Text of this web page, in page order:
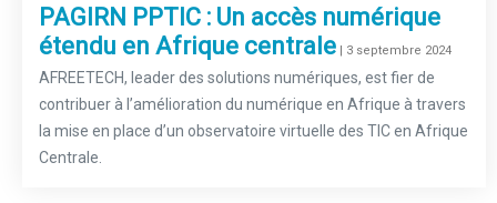
PAGIRN PPTIC : Un accès numérique
étendu en Afrique centrale | 3 septembre 2024
AFREETECH, leader des solutions numériques, est fier de
contribuer à l’amélioration du numérique en Afrique à travers
la mise en place d’un observatoire virtuelle des TIC en Afrique
Centrale.